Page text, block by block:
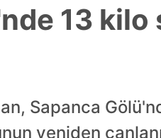
13 kilo
Sapanca
yeniden